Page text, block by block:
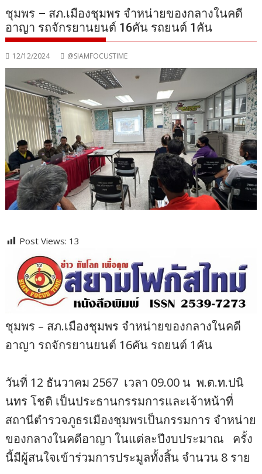
ชุมพร – สภ.เมืองชุมพร จำหน่ายของกลางในคดี
อาญา รถจักรยานยนต์ 16คัน รถยนต์ 1คัน
12/12/2024 @SIAMFOCUSTIME
Post Views: 13
ชุมพร – สภ.เมืองชุมพร จำหน่ายของกลางในคดี
อาญา รถจักรยานยนต์ 16คัน รถยนต์ 1คัน
วันที่ 12 ธันวาคม 2567 เวลา 09.00 น พ.ต.ท.ปนิ
นทร โชติ เป็นประธานกรรมการและเจ้าหน้าที่
สถานีตำรวจภูธรเมืองชุมพรเป็นกรรมการ จำหน่าย
ของกลางในคดีอาญา ในแต่ละปีงบประมาณ ครั้ง
นี้มีผู้สนใจเข้าร่วมการประมูลทั้งสิ้น จำนวน 8 ราย